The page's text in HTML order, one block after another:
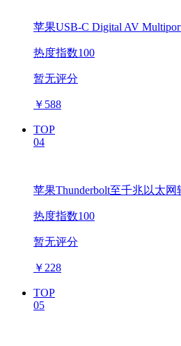
苹果USB-C Digital AV
热度指数100
暂无评分
￥ 588
TOP
04
苹果Thunderbolt至千兆以太网
热度指数100
暂无评分
￥ 228
TOP
05